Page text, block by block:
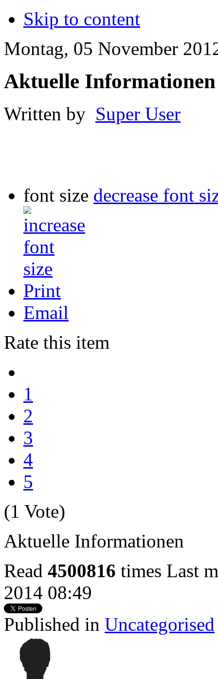
Skip to content
Montag, 05 November
Aktuelle Informationen
Written by Super User
font size decrease font
Print
Email
Rate this item
1
2
3
4
5
(1 Vote)
Aktuelle Informationen
Read 4500816 times Last
2014 08:49
Published in Uncategorised